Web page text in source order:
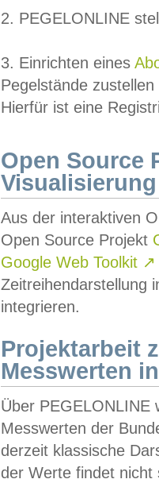
2. PEGELONLINE
3. Einrichten eines
Pegelstände
Hierfür ist eine
Open Source
Visualisierung
Aus der interaktiven
Open Source Projekt
Google Web Toolkit ↗
Zeitreihendarstellung
integrieren.
Projektarbeit
Messwerten
Über PEGELONLINE
Messwerten der
derzeit klassische
der Werte findet